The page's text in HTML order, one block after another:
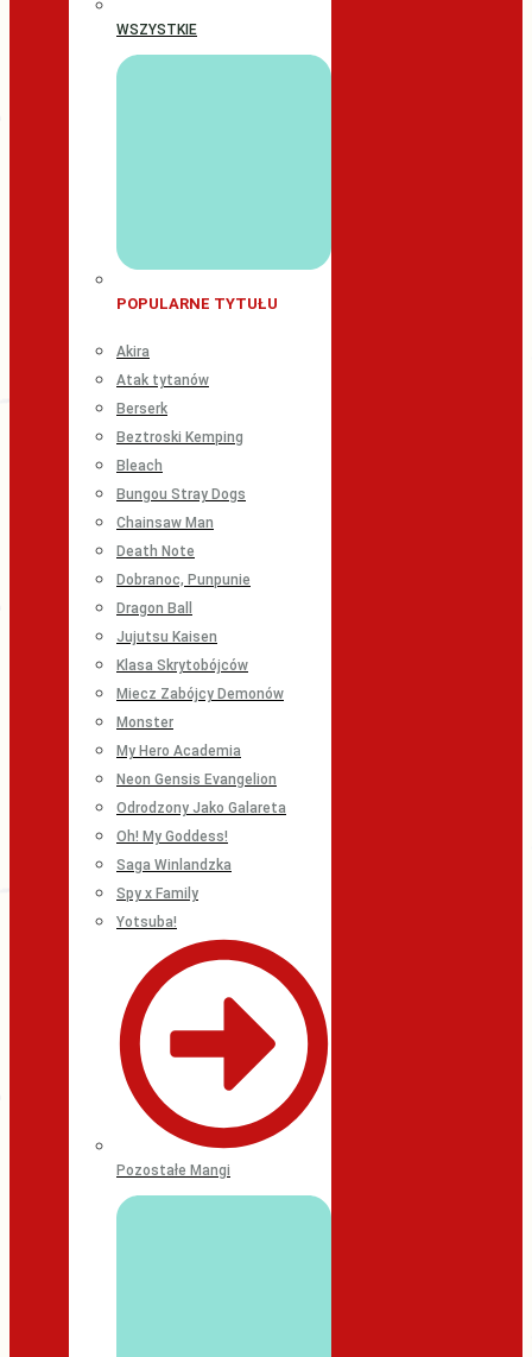
WSZYSTKIE
POPULARNE TYTUŁU
Akira
Atak tytanów
Berserk
Beztroski Kemping
Bleach
Bungou Stray Dogs
Chainsaw Man
Death Note
Dobranoc, Punpunie
Dragon Ball
Jujutsu Kaisen
Klasa Skrytobójców
Miecz Zabójcy Demonów
Monster
My Hero Academia
Neon Gensis Evangelion
Odrodzony Jako Galareta
Oh! My Goddess!
Saga Winlandzka
Spy x Family
Yotsuba!
Pozostałe Mangi